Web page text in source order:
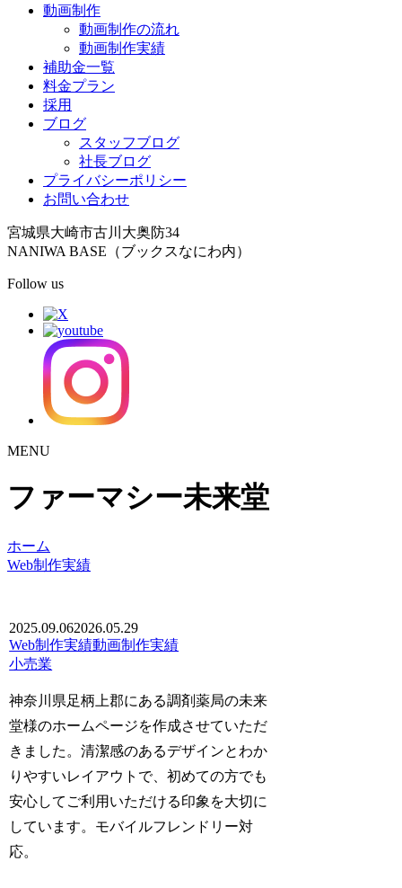
動画制作
動画制作の流れ
動画制作実績
補助金一覧
料金プラン
採用
ブログ
スタッフブログ
社長ブログ
プライバシーポリシー
お問い合わせ
宮城県大崎市古川大奥防34
NANIWA BASE（ブックスなにわ内）
Follow us
MENU
ファーマシー未来堂
ホーム
Web制作実績
2025.09.062026.05.29
Web制作実績動画制作実績
小売業
神奈川県足柄上郡にある調剤薬局の未来
堂様のホームページを作成させていただ
きました。清潔感のあるデザインとわか
りやすいレイアウトで、初めての方でも
安心してご利用いただける印象を大切に
しています。モバイルフレンドリー対
応。